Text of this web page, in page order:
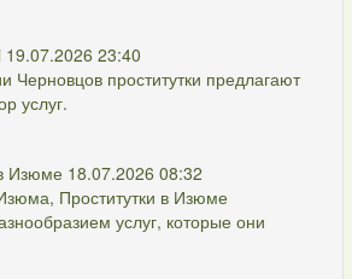
19.07.2026 23:40
Черновцов проститутки предлагают
услуг.
Изюме 18.07.2026 08:32
Проститутки в Изюме
услуг, которые они